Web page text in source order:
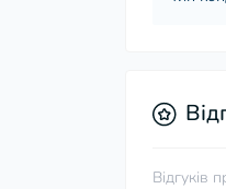
Відгуків